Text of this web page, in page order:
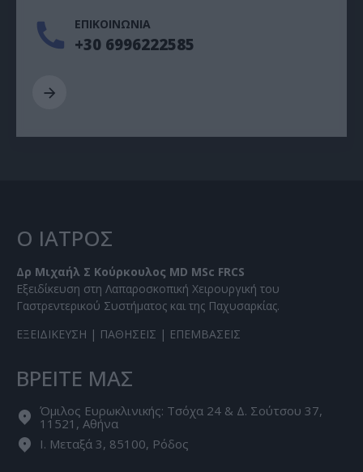
ΕΠΙΚΟΙΝΩΝΙΑ
+30 6996222585
Ο ΙΑΤΡΟΣ
Δρ Μιχαήλ Σ Κούρκουλος MD MSc FRCS
Εξειδίκευση στη Λαπαροσκοπική Χειρουργική του
Γαστρεντερικού Συστήματος και της Παχυσαρκίας.
ΕΞΕΙΔΙΚΕΥΣΗ | ΠΑΘΗΣΕΙΣ | ΕΠΕΜΒΑΣΕΙΣ
ΒΡΕΙΤΕ ΜΑΣ
Όμιλος Ευρωκλινικής: Τσόχα 24 & Δ. Σούτσου 37,
11521, Αθήνα
Ι. Μεταξά 3, 85100, Ρόδος